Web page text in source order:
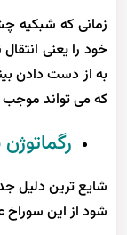
زمانی که شبکیه
خود را یعنی
به از دست دادن
که می تواند
شایع ترین دلیل
شود از این